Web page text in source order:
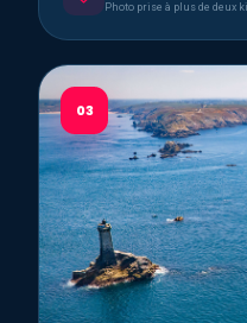
Photo prise à plus de deux
03